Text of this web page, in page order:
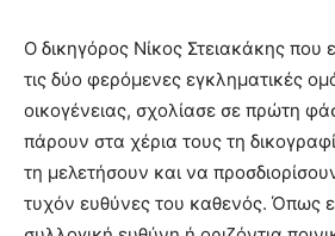
Ο δικηγόρος Νίκος Στειακάκης που
τις δύο φερόμενες εγκληματικές
οικογένειας, σχολίασε σε πρώτη
πάρουν στα χέρια τους τη
τη μελετήσουν και να
τυχόν ευθύνες του καθενός. Όπως